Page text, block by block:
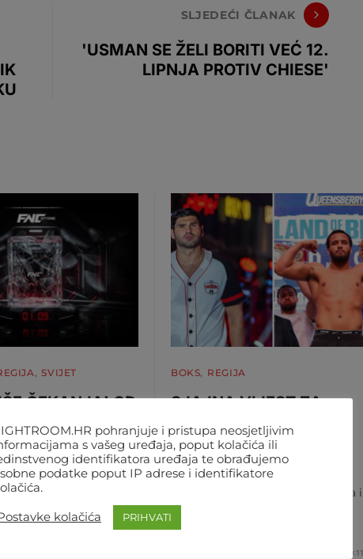
SLJEDEĆI ČLANAK
'USMAN SE ŽELI BORITI VEĆ 12.
LIPNJA PROTIV CHIESE'
SVIJET
ČEKANJA! OD
ONLINE JE FNC-
i vjerno čekali, a sad
to i dobijete: FNC store
BOKS REGIJA
SJAJNA VIJEST ZA
HRGOVIĆA! PROTIV
ITAUME SE BORI ZA
UPRAŽNJENU TITULU
Bliži se veliki meč Filipa Hrgovića i
Mosesa Itaume, a stigla nam je
4. KOLOVOZA 2026. 10:11
pohranjuje i pristupa neosjetljivim
s vašeg uređaja, poput kolačića ili
identifikatora uređaja te obrađujemo
podatke poput IP adrese i identifikatore
kolačića PRIHVATI